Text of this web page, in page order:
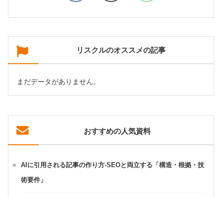
リスクルのオススメの記事
まだデータがありません。
おすすめの人気資料
AIに引用される記事の作り方-SEOと両立する「構造・根拠・技
術要件」